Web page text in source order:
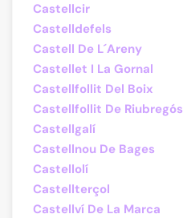
Castellcir
Castelldefels
Castell De L´Areny
Castellet I La Gornal
Castellfollit Del Boix
Castellfollit De Riubregós
Castellgalí
Castellnou De Bages
Castellolí
Castellterçol
Castellví De La Marca